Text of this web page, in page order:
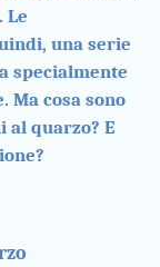
Le
una serie
specialmente
Ma cosa sono
al quarzo? E